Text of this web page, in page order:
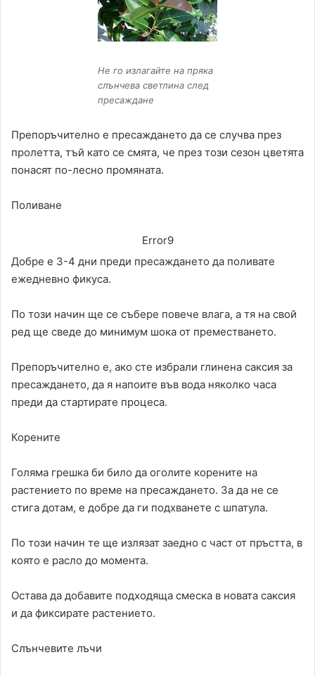
Не го излагайте на пряка
слънчева светлина след
пресаждане
Препоръчително е пресаждането да се случва през
пролетта, тъй като се смята, че през този сезон цветята
понасят по-лесно промяната.
Поливане
Error9
Добре е 3-4 дни преди пресаждането да поливате
ежедневно фикуса.
По този начин ще се събере повече влага, а тя на свой
ред ще сведе до минимум шока от преместването.
Препоръчително е, ако сте избрали глинена саксия за
пресаждането, да я напоите във вода няколко часа
преди да стартирате процеса.
Корените
Голяма грешка би било да оголите корените на
растението по време на пресаждането. За да не се
стига дотам, е добре да ги подхванете с шпатула.
По този начин те ще излязат заедно с част от пръстта, в
която е расло до момента.
Остава да добавите подходяща смеска в новата саксия
и да фиксирате растението.
Слънчевите лъчи